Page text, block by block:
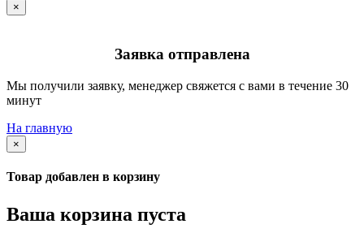
×
Заявка отправлена
Мы получили заявку, менеджер свяжется с вами в течение 30
минут
На главную
×
Товар добавлен в корзину
Ваша корзина пуста